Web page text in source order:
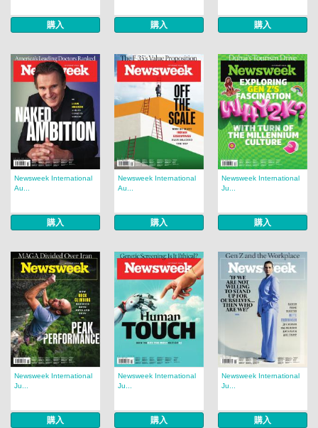
購入 購入 購入
Newsweek International
Au...
購入
Newsweek International
Au...
購入
Newsweek International
Ju...
購入
Newsweek International
Ju...
購入
Newsweek International
Ju...
購入
Newsweek International
Ju...
購入